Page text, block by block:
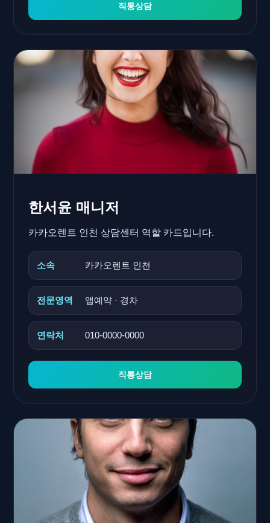
직통상담
한서윤 매니저
카카오렌트 인천 상담센터 역할 카드입니다.
소속 카카오렌트 인천
전문영역 앱예약 · 경차
연락처 010-0000-0000
직통상담